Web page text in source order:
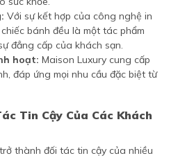
Với sự kết hợp của công nghệ in
bánh đều là một tác phẩm
đẳng cấp của khách sạn.
hoạt: Maison Luxury cung cấp
đáp ứng mọi nhu cầu đặc biệt từ
Tin Cậy Của Các Khách
thành đối tác tin cậy của nhiều